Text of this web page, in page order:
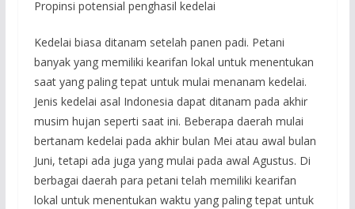
Propinsi potensial penghasil kedelai
Kedelai biasa ditanam setelah panen padi. Petani
banyak yang memiliki kearifan lokal untuk menentukan
saat yang paling tepat untuk mulai menanam kedelai.
Jenis kedelai asal Indonesia dapat ditanam pada akhir
musim hujan seperti saat ini. Beberapa daerah mulai
bertanam kedelai pada akhir bulan Mei atau awal bulan
Juni, tetapi ada juga yang mulai pada awal Agustus. Di
berbagai daerah para petani telah memiliki kearifan
lokal untuk menentukan waktu yang paling tepat untuk